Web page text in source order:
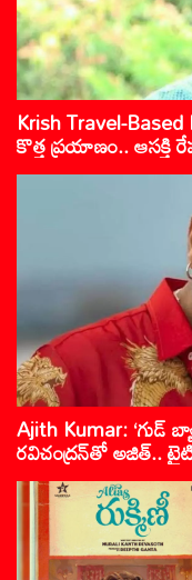
Krish Travel-Based
కొత్త ప్రయాణం.. ఆసక్తి
Ajith Kumar: ‘గుడ్
రవిచంద్రన్‌తో అజిత్..